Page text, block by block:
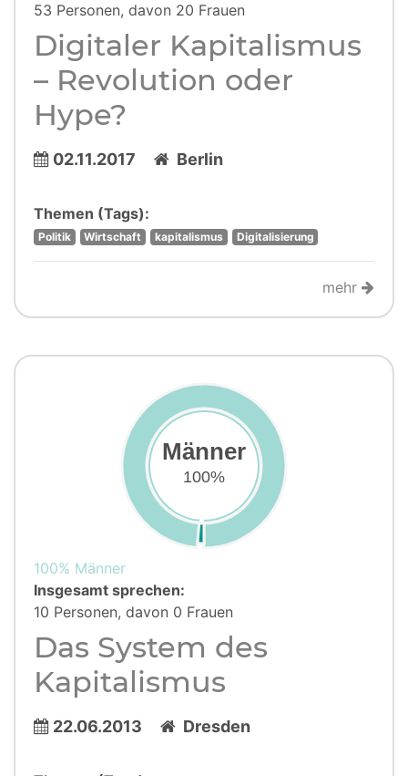
53 Personen, davon 20 Frauen
Digitaler Kapitalismus
– Revolution oder
Hype?
02.11.2017 Berlin
Themen (Tags):
Politik Wirtschaft kapitalismus Digitalisierung
mehr
Männer
100%
100% Männer
Insgesamt sprechen:
10 Personen, davon 0 Frauen
Das System des
Kapitalismus
22.06.2013 Dresden